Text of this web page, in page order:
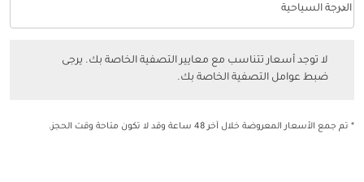
فئة المقصورة option الدرجة السياحية Selected
الدرجة السياحية
keyboard_arrow_down
لا توجد أسعار تتناسب مع معايير التصفية الخاصة بك. يرجى
ضبط عوامل التصفية الخاصة بك.
* تم جمع الأسعار المعروضة خلال آخر 48 ساعة وقد لا تكون متاحة وقت الحجز.